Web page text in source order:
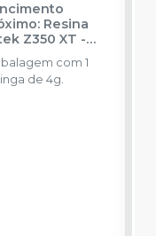
Resina
Z350 XT -
-
com 1
de 4g.